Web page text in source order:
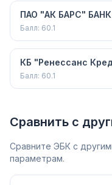
ПАО "АК БАРС" БАНК
Балл: 60.1
КБ "Ренессанс
Балл: 60.1
Сравнить с
Сравните ЭБК с
параметрам.